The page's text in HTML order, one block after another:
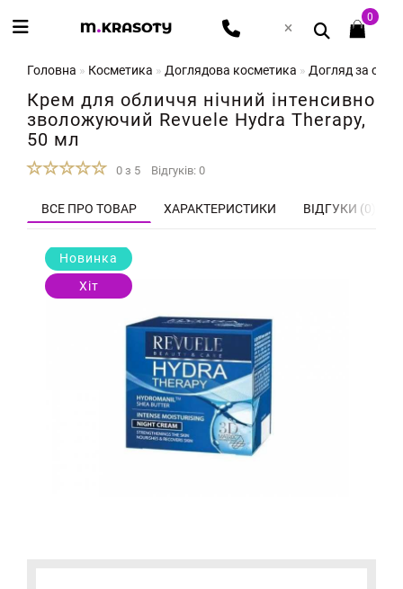
0
Головна Косметика Доглядова косметика Догляд за
Крем для обличчя нічний інтенсивно
зволожуючий Revuele Hydra Therapy,
50 мл
0 з 5 Відгуків: 0
ВСЕ ПРО ТОВАР ХАРАКТЕРИСТИКИ ВІДГУКИ (0)
Новинка
Хіт